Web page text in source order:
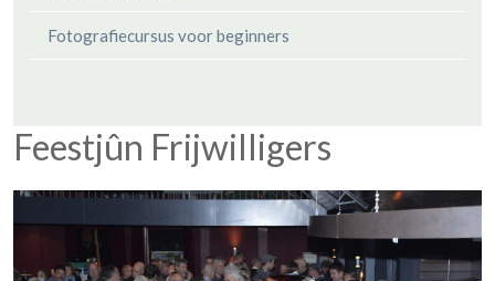
Fotografiecursus voor beginners
Feestjûn Frijwilligers